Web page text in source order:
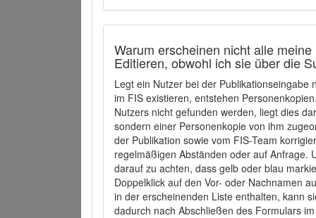
Warum erscheinen nicht alle
Editieren, obwohl ich sie über die
Legt ein Nutzer bei der
im FIS existieren, entstehen
Nutzers nicht gefunden werden, liegt dies
sondern einer Personenkopie von ihm
der Publikation sowie vom FIS-Team
regelmäßigen Abständen oder auf Anfrage.
darauf zu achten, dass gelb oder blau
Doppelklick auf den Vor- oder Nachnamen
in der erscheinenden Liste enthalten, kann
dadurch nach Abschließen des Formulars